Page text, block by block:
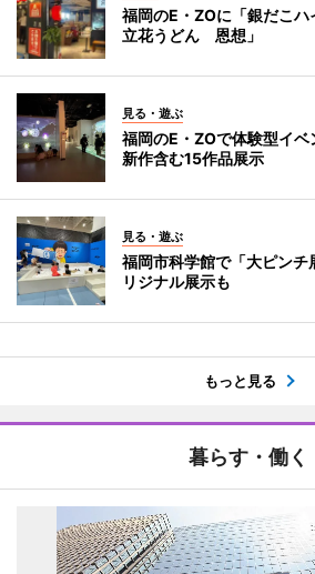
福岡のE・ZOに「銀だこ
立花うどん 恩想」
見る・遊ぶ
福岡のE・ZOで体験型イ
新作含む15作品展示
見る・遊ぶ
福岡市科学館で「大ピン
リジナル展示も
もっと見る
暮らす・働く